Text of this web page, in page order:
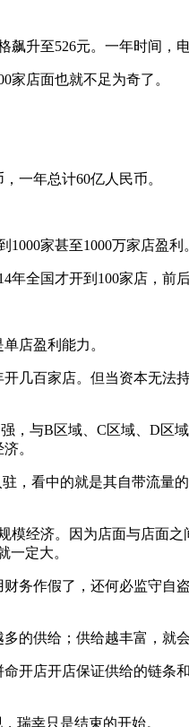
升至526元。一年时间，
家店面也就不足为奇了。
一年总计60亿人民币。
家甚至1000万家店盈利
全国才开到100家店，前后
店盈利能力。
几百家店。但当资本无法
，与B区域、C区域、D
。
，看中的就是其自带流量
经济。因为店面与店面
一定大。
务作假了，还何必监守自
供给；供给越丰富，就
开店开店保证供给的链条
瑞幸只是结束的开始。